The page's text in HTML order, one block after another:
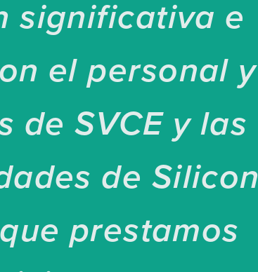
significativa e
el personal y
de SVCE y las
de Silicon
prestamos